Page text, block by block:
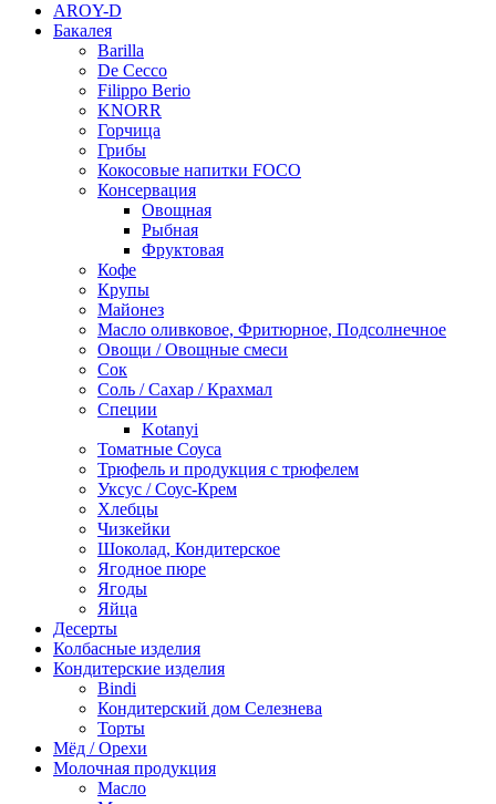
AROY-D
Бакалея
Barilla
De Cecco
Filippo Berio
KNORR
Горчица
Грибы
Кокосовые напитки FOCO
Консервация
Овощная
Рыбная
Фруктовая
Кофе
Крупы
Майонез
Масло оливковое, Фритюрное, Подсолнечное
Овощи / Овощные смеси
Сок
Соль / Сахар / Крахмал
Специи
Kotanyi
Томатные Соуса
Трюфель и продукция с трюфелем
Уксус / Соус-Крем
Хлебцы
Чизкейки
Шоколад, Кондитерское
Ягодное пюре
Ягоды
Яйца
Десерты
Колбасные изделия
Кондитерские изделия
Bindi
Кондитерский дом Селезнева
Торты
Мёд / Орехи
Молочная продукция
Масло